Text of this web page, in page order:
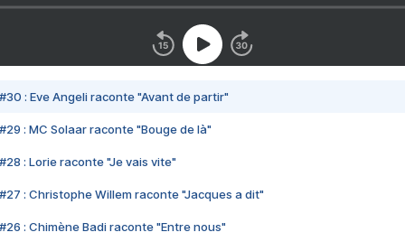
#30 : Eve Angeli raconte "Avant de partir"
#29 : MC Solaar raconte "Bouge de là"
#28 : Lorie raconte "Je vais vite"
#27 : Christophe Willem raconte "Jacques a dit"
#26 : Chimène Badi raconte "Entre nous"